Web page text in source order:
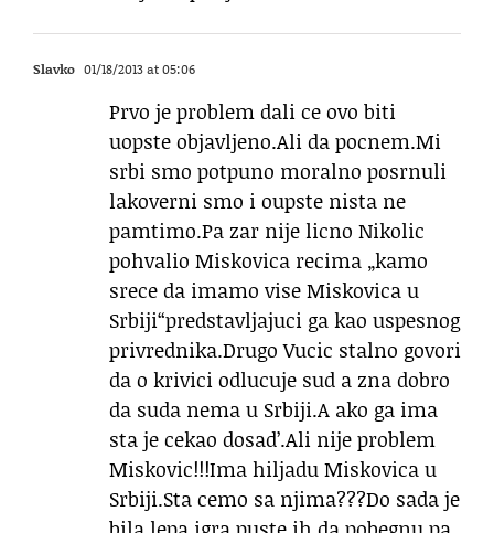
Slavko 01/18/2013 at 05:06
Prvo je problem dali ce ovo biti
uopste objavljeno.Ali da pocnem.Mi
srbi smo potpuno moralno posrnuli
lakoverni smo i oupste nista ne
pamtimo.Pa zar nije licno Nikolic
pohvalio Miskovica recima „kamo
srece da imamo vise Miskovica u
Srbiji“predstavljajuci ga kao uspesnog
privrednika.Drugo Vucic stalno govori
da o krivici odlucuje sud a zna dobro
da suda nema u Srbiji.A ako ga ima
sta je cekao dosad’.Ali nije problem
Miskovic!!!Ima hiljadu Miskovica u
Srbiji.Sta cemo sa njima???Do sada je